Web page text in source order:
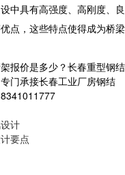
中具有高强度、高刚度、良
点，这些特点使得成为桥梁
报价是多少？长春重型钢结
门承接长春工业厂房钢结
计
要点